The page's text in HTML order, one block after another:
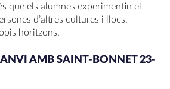
que els alumnes experimentin el
d’altres cultures i llocs,
horitzons.
AMB SAINT-BONNET 23-